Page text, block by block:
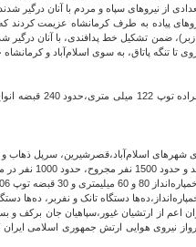
از نیروهای سپاه و مردم با آنان
آنان در ارتفاعات (چهار زبر)، ضمن تشکیل خط
سوی اسلام‌آباد و کرمانشاه حرکت کرده و در 30 کیلومتری
اعم از ارتشیان غیور،سپاهیان جان برکف
نیروی هوایی ارتش جمهوری اسلامی